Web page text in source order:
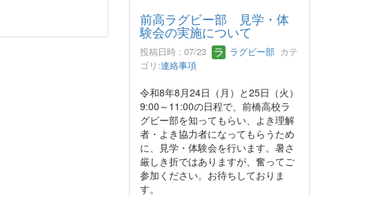
前高ラグビー部 見学・体
験会の実施について
投稿日時 : 07/23 ラグビー部カテ
ゴリ:連絡事項
令和8年8月24日（月）と25日（火）
9:00～11:00の日程で、前橋高校ラ
グビー部を知ってもらい、よき理解
者・よき協力者になってもらうため
に、見学・体験会を行います。暑さ
厳しき折ではありますが、奮ってご
参加ください。お待ちしておりま
す。